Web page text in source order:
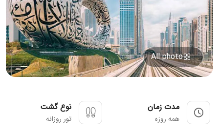
All photo
مدت زمان
همه روزه
نوع گشت
تور روزانه